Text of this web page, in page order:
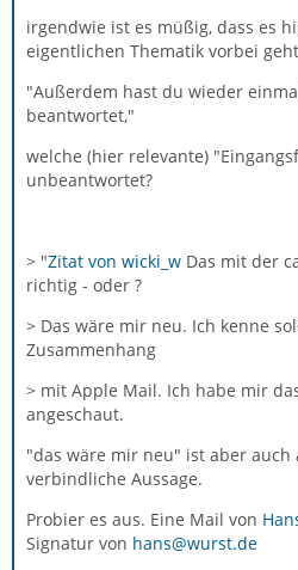
irgendwie ist es müßig, dass es
eigentlichen Thematik vorbei
"Außerdem hast du wieder
beantwortet,"
welche (hier relevante)
unbeantwortet?
> "Zitat von wicki_w Das mit der
richtig - oder ?
> Das wäre mir neu. Ich kenne
Zusammenhang
> mit Apple Mail. Ich habe mir
angeschaut.
"das wäre mir neu" ist aber auch
verbindliche Aussage.
Probier es aus. Eine Mail von
Signatur von hans@wurst.de